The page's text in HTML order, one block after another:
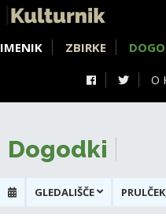
O
IMENIK ZBIRKE
Dogodki
GLEDALIŠČE